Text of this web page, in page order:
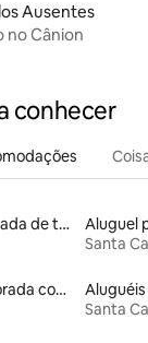
Ausentes
no Cânion
conhecer
Aluguel por temporada de tendas
Santa
Aluguéis por temporada com cama de altura acessível
Santa